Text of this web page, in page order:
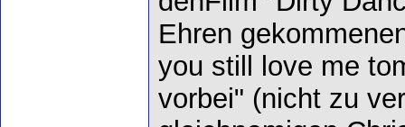
Ehren
you still love me
vorbei" (nicht zu